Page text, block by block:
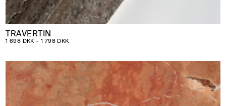
TRAVERTIN
1 698 DKK – 1 798 DKKPRISINTERVAL:
TIL
798 DKK